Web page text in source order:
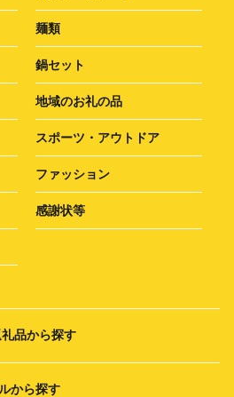
麺類
鍋セット
地域のお礼の品
スポーツ・アウトドア
ファッション
感謝状等
品から探す
から探す